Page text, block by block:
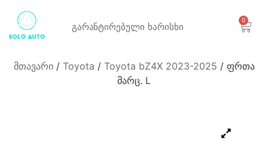
გარანტირებული ხარისხი
0
მთავარი/ Toyota / Toyota bZ4X 2023-2025 / ფრთა
მარც. L